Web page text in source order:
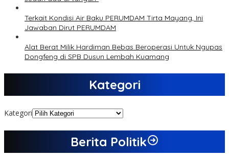
Terkait Kondisi Air Baku PERUMDAM Tirta Mayang, Ini
Jawaban Dirut PERUMDAM
Alat Berat Milik Hardiman Bebas Beroperasi Untuk Ngupas
Dongfeng di SPB Dusun Lembah Kuamang
Kategori
Kategori
Berita Politik